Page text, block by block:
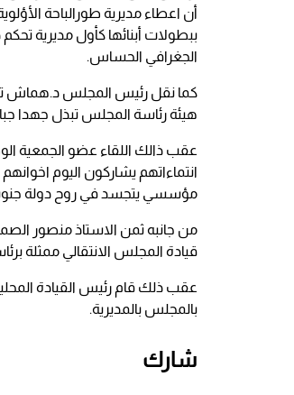
أن اعطاء مديرية طورالباحة
ببطولات أبنائها كأول مديرية
الجغرافي الحساس.
كما نقل رئيس المجلس د.هماش
هيئة رئاسة المجلس تبذل جهدا
عقب ذالك اللقاء عضو الجمعية
انتماءاتهم يشاركون اليوم
مؤسسي يتجسد في روح دولة
من جانبه ثمن الاستاذ منصور
قيادة المجلس الانتقالي ممثلة
عقب ذلك قام رئيس القيادة
بالمجلس بالمديرية.
شارك